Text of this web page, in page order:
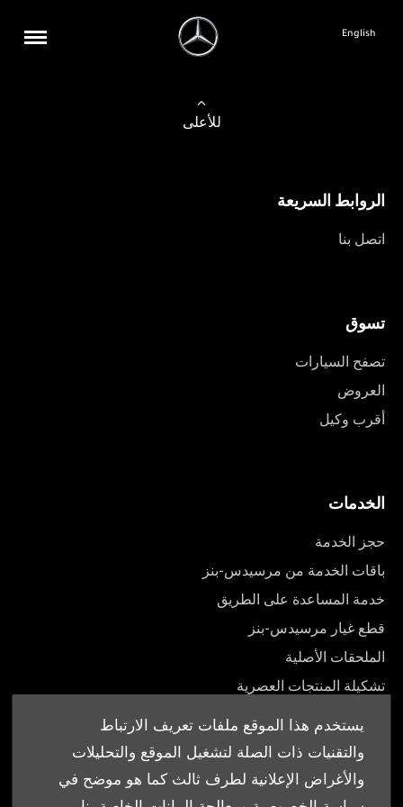
يستخدم هذا الموقع ملفات تعريف الارتباط
والتقنيات ذات الصلة لتشغيل الموقع والتحليلات
والأغراض الإعلانية لطرف ثالث كما هو موضح في
English
للأعلى
الروابط السريعة
اتصل بنا
تسوق
تصفح السيارات
العروض
أقرب وكيل
الخدمات
حجز الخدمة
باقات الخدمة من مرسيدس-بنز
خدمة المساعدة على الطريق
قطع غيار مرسيدس-بنز
الملحقات الأصلية
تشكيلة المنتجات العصرية